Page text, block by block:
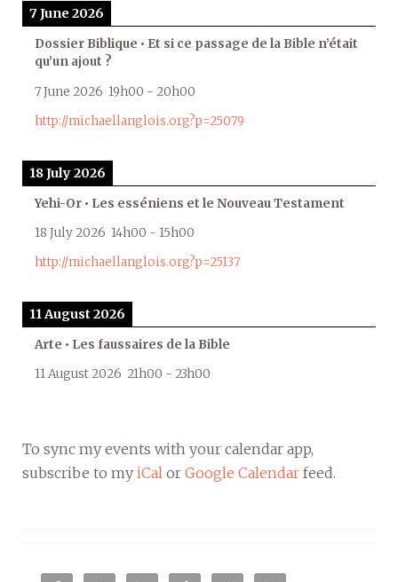
7 June 2026
Dossier Biblique • Et si ce passage de la Bible n’était
qu’un ajout ?
7 June 2026 19h00 - 20h00
http://michaellanglois.org?p=25079
18 July 2026
Yehi-Or • Les esséniens et le Nouveau Testament
18 July 2026 14h00 - 15h00
http://michaellanglois.org?p=25137
11 August 2026
Arte • Les faussaires de la Bible
11 August 2026 21h00 - 23h00
To sync my events with your calendar app,
subscribe to my iCal or Google Calendar feed.